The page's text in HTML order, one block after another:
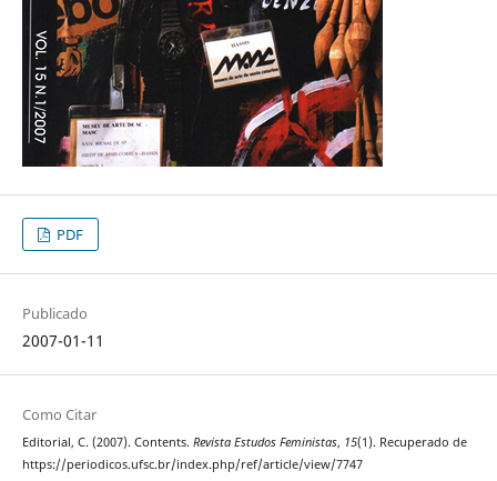
PDF
Publicado
2007-01-11
Como Citar
Editorial, C. (2007). Contents. Revista Estudos Feministas, 15(1). Recuperado de
https://periodicos.ufsc.br/index.php/ref/article/view/7747